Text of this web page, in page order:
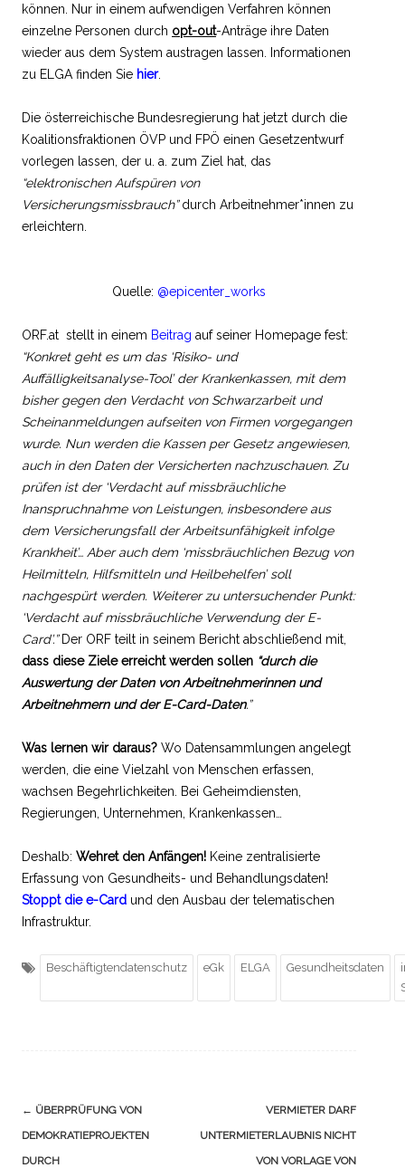
können. Nur in einem aufwendigen Verfahren können
einzelne Personen durch opt-out-Anträge ihre Daten
wieder aus dem System austragen lassen. Informationen
zu ELGA finden Sie hier.
Die österreichische Bundesregierung hat jetzt durch die
Koalitionsfraktionen ÖVP und FPÖ einen Gesetzentwurf
vorlegen lassen, der u. a. zum Ziel hat, das
“elektronischen Aufspüren von
Versicherungsmissbrauch”durch Arbeitnehmer*innen zu
erleichtern.
Quelle: @epicenter_works
ORF.at stellt in einem Beitrag auf seiner Homepage fest:
“Konkret geht es um das ‘Risiko- und
Auffälligkeitsanalyse-Tool’ der Krankenkassen, mit dem
bisher gegen den Verdacht von Schwarzarbeit und
Scheinanmeldungen aufseiten von Firmen vorgegangen
wurde. Nun werden die Kassen per Gesetz angewiesen,
auch in den Daten der Versicherten nachzuschauen. Zu
prüfen ist der ‘Verdacht auf missbräuchliche
Inanspruchnahme von Leistungen, insbesondere aus
dem Versicherungsfall der Arbeitsunfähigkeit infolge
Krankheit’… Aber auch dem ‘missbräuchlichen Bezug von
Heilmitteln, Hilfsmitteln und Heilbehelfen’ soll
nachgespürt werden. Weiterer zu untersuchender Punkt:
‘Verdacht auf missbräuchliche Verwendung der E-
Card’.”Der ORF teilt in seinem Bericht abschließend mit,
dass diese Ziele erreicht werden sollen “durch die
Auswertung der Daten von Arbeitnehmerinnen und
Arbeitnehmern und der E-Card-Daten.”
Was lernen wir daraus? Wo Datensammlungen angelegt
werden, die eine Vielzahl von Menschen erfassen,
wachsen Begehrlichkeiten. Bei Geheimdiensten,
Regierungen, Unternehmen, Krankenkassen…
Deshalb: Wehret den Anfängen! Keine zentralisierte
Erfassung von Gesundheits- und Behandlungsdaten!
Stoppt die e-Card und den Ausbau der telematischen
Infrastruktur.
Beschäftigtendatenschutz eGk ELGA Gesundheitsdaten
Navigation
(Beiträge)
← ÜBERPRÜFUNG VON
DEMOKRATIEPROJEKTEN
DURCH
VERMIETER DARF
UNTERMIETERLAUBNIS NICHT
VON VORLAGE VON